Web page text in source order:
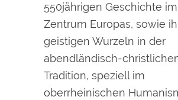
550jährigen Geschichte im
Zentrum Europas, sowie
geistigen Wurzeln in der
abendländisch-
Tradition, speziell im
oberrheinischen